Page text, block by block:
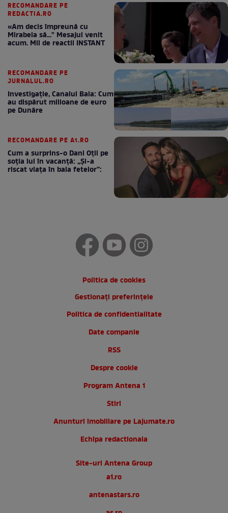
RECOMANDARE PE
REDACTIA.RO
«Am decis împreună cu
Mirabela să..." Mesajul venit
acum. Mii de reactii INSTANT
RECOMANDARE PE
JURNALUL.RO
Investigație, Canalul Bala: Cum
au dispărut milioane de euro
pe Dunăre
RECOMANDARE PE A1.RO
Cum a surprins-o Dani Oțil pe
soția lui în vacanță: „Și-a
riscat viața în baia fetelor”:
Politica de cookies
Gestionați preferințele
Politica de confidentialitate
Date companie
RSS
Despre cookie
Program Antena 1
Stiri
Anunturi imobiliare pe Lajumate.ro
Echipa redactionala
Site-uri Antena Group
a1.ro
antenastars.ro